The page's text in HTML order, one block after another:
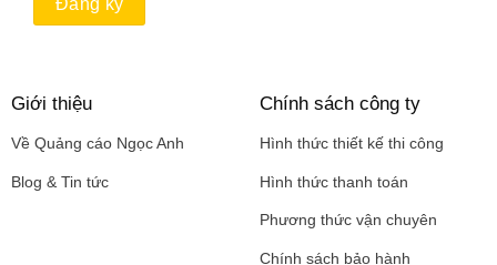
Giới thiệu
Về Quảng cáo Ngọc Anh
Blog & Tin tức
Chính sách công ty
Hình thức thiết kế thi công
Hình thức thanh toán
Phương thức vận chuyên
Chính sách bảo hành